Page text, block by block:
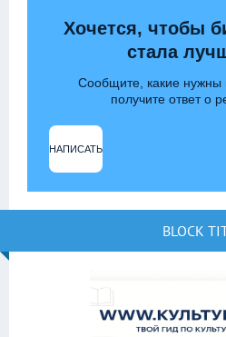
Хочется, чтобы
стала
Сообщите, какие нужны
получите ответ о
НАПИСАТЬ
BLOCK